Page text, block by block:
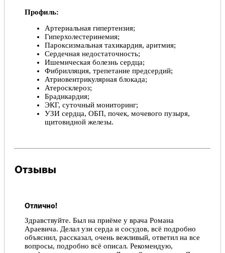
Профиль:
Артериальная гипертензия;
Гиперхолестеринемия;
Пароксизмальная тахикардия, аритмия;
Сердечная недостаточность;
Ишемическая болезнь сердца;
Фибрилляция, трепетание предсердий;
Атриовентрикулярная блокада;
Атеросклероз;
Брадикардия;
ЭКГ, суточный мониторинг;
УЗИ сердца, ОБП, почек, мочевого пузыря,
щитовидной железы.
Отзывы
Отлично!
Здравствуйте. Был на приëме у врача Романа
Араевича. Делал узи серда и сосудов, всë подробно
объяснил, рассказал, очень вежливый, ответил на все
вопросы, подробно всë описал. Рекомендую,